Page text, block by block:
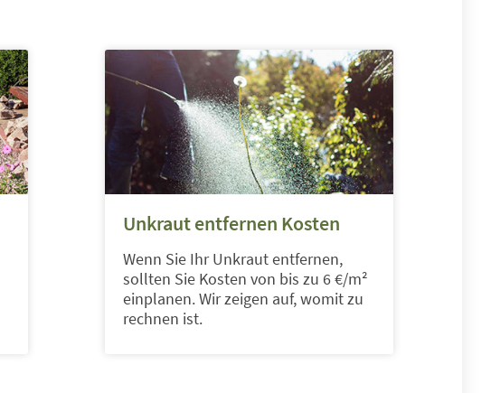
Unkraut entfernen Kosten
Wenn Sie Ihr Unkraut entfernen,
sollten Sie Kosten von bis zu 6 €/m²
einplanen. Wir zeigen auf, womit zu
rechnen ist.